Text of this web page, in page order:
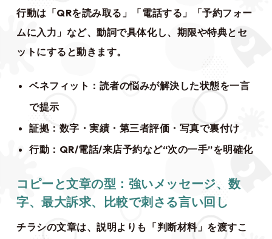
行動は「QRを読み取る」「電話する」「予約フォー
ムに入力」など、動詞で具体化し、期限や特典とセ
ットにすると動きます。
ベネフィット：読者の悩みが解決した状態を一言
で提示
証拠：数字・実績・第三者評価・写真で裏付け
行動：QR/電話/来店予約など“次の一手”を明確化
コピーと文章の型：強いメッセージ、数
字、最大訴求、比較で刺さる言い回し
チラシの文章は、説明よりも「判断材料」を渡すこ